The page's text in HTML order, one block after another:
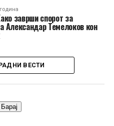
заврши спорот за
Александар Темелоков кон
ВЕСТИ
Барај